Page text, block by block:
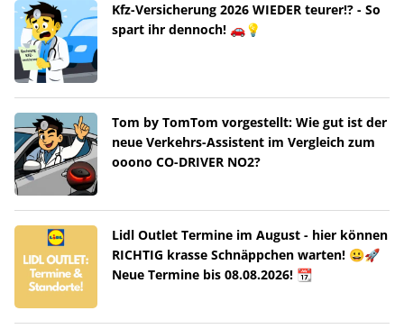
Kfz-Versicherung 2026 WIEDER teurer!? - So
spart ihr dennoch! 🚗💡
Tom by TomTom vorgestellt: Wie gut ist der
neue Verkehrs-Assistent im Vergleich zum
ooono CO-DRIVER NO2?
Lidl Outlet Termine im August - hier können
RICHTIG krasse Schnäppchen warten! 😀🚀
Neue Termine bis 08.08.2026! 📆